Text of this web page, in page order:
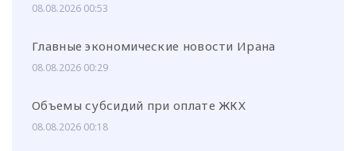
08.08.2026 00:53
Главные экономические новости Ирана
08.08.2026 00:29
Объемы субсидий при оплате ЖКХ
08.08.2026 00:18